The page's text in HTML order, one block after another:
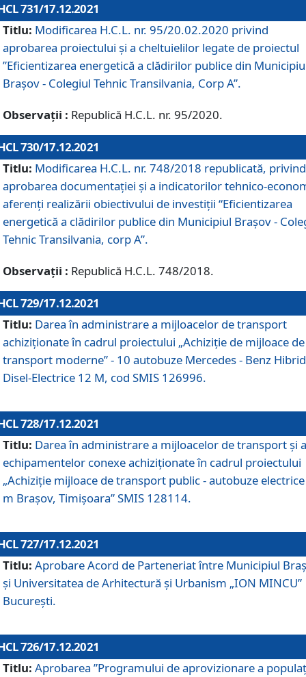
731/17.12.2021
Titlu: Modificarea H.C.L. nr. 95/20.02.2020 privind
aprobarea proiectului și a cheltuielilor legate de proiectul
”Eficientizarea energetică a clădirilor publice din
Brașov - Colegiul Tehnic Transilvania, Corp A”.
Observații : Republică H.C.L. nr. 95/2020.
730/17.12.2021
Titlu: Modificarea H.C.L. nr. 748/2018 republicată, privind
aprobarea documentației și a indicatorilor tehnico-
aferenți realizării obiectivului de investiții “Eficientizarea
energetică a clădirilor publice din Municipiul Brașov -
Tehnic Transilvania, corp A”.
Observații : Republică H.C.L. 748/2018.
729/17.12.2021
Titlu: Darea în administrare a mijloacelor de transport
achiziționate în cadrul proiectului „Achiziţie de mijloace de
transport moderne” - 10 autobuze Mercedes - Benz Hibrid
Disel-Electrice 12 M, cod SMIS 126996.
728/17.12.2021
Titlu: Darea în administrare a mijloacelor de transport și a
echipamentelor conexe achiziționate în cadrul proiectului
„Achiziție mijloace de transport public - autobuze
m Brașov, Timișoara” SMIS 128114.
727/17.12.2021
Titlu: Aprobare Acord de Parteneriat între Municipiul
și Universitatea de Arhitectură și Urbanism „ION MINCU”
București.
726/17.12.2021
Titlu: Aprobarea ”Programului de aprovizionare a